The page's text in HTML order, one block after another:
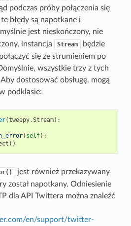
podczas próby połączenia się
błędy są napotkane i
jest nieskończony, nie
instancja
Stream
będzie
się ze strumieniem po
wszystkie trzy z tych
dostosować obsługę, mogą
podklasie:
(tweepy.Stream):
( self):
()
jest również przekazywany
został napotkany. Odniesienie
dla API Twittera można znaleźć
en/support/twitter-